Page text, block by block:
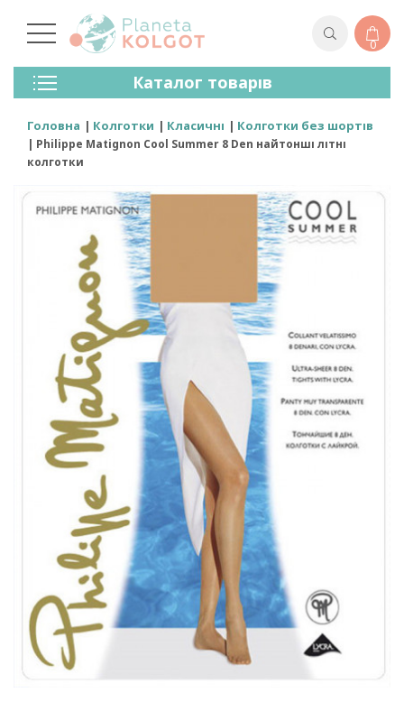
0
Каталог товарів
Колготки
Панчохи
Лосини (легінси)
Шкарпетки Та Гольфи
Для Чоловіків
Головна Колготки Класичні Колготки без шортів
Philippe Matignon Cool Summer 8 Den найтонші літні
колготки